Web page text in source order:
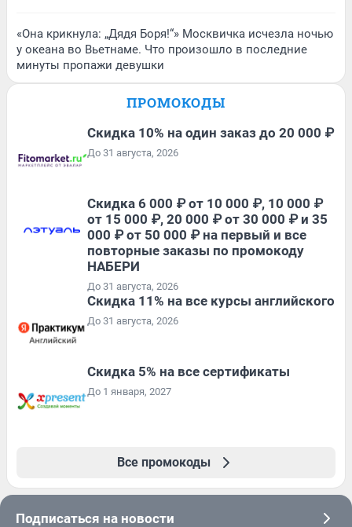
«Она крикнула: „Дядя Боря!“» Москвичка исчезла ночью
у океана во Вьетнаме. Что произошло в последние
минуты пропажи девушки
ПРОМОКОДЫ
Скидка 10% на один заказ до 20 000 ₽
До 31 августа, 2026
Скидка 6 000 ₽ от 10 000 ₽, 10 000 ₽
от 15 000 ₽, 20 000 ₽ от 30 000 ₽ и 35
000 ₽ от 50 000 ₽ на первый и все
повторные заказы по промокоду
НАБЕРИ
До 31 августа, 2026
Скидка 11% на все курсы английского
До 31 августа, 2026
Скидка 5% на все сертификаты
До 1 января, 2027
Все промокоды
Подписаться на новости